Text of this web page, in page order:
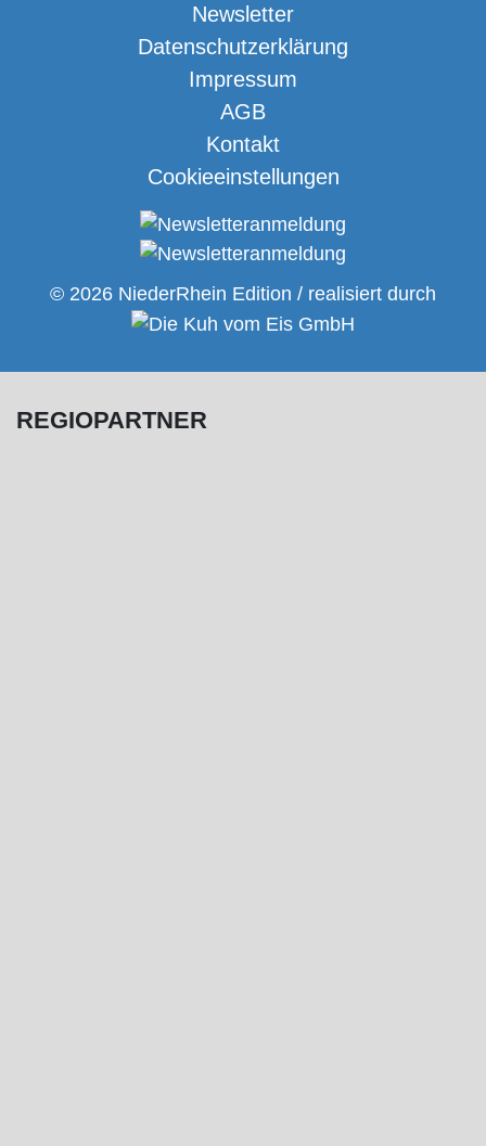
Newsletter
Datenschutzerklärung
Impressum
AGB
Kontakt
Cookieeinstellungen
© 2026 NiederRhein Edition / realisiert durch
REGIOPARTNER